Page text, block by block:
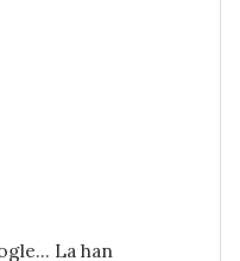
La han